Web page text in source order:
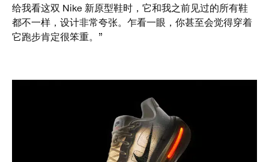
给我看这双 Nike 新原型鞋时，它和我之前见过的所有鞋
都不一样，设计非常夸张。乍看一眼，你甚至会觉得穿着
它跑步肯定很笨重。”